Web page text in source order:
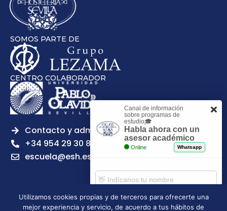
SOMOS PARTE DE
CENTRO COLABORADOR
Contacto y admisiones
+34 954 29 30 81
escuela@esh.es
Utilizamos cookies propias y de terceros para ofrecerte una
mejor experiencia y servicio, de acuerdo a tus hábitos de
Canal de información
sobre programas de
estudio🎓
Habla ahora con un
asesor académico
Online Whatsapp